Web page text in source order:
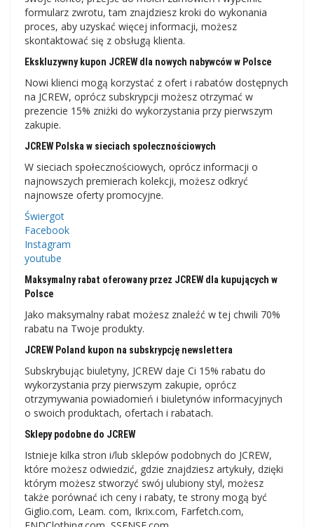
formularz zwrotu, tam znajdziesz kroki do wykonania
proces, aby uzyskać więcej informacji, możesz
skontaktować się z obsługą klienta.
Ekskluzywny kupon JCREW dla nowych nabywców w Polsce
Nowi klienci mogą korzystać z ofert i rabatów dostępnych
na JCREW, oprócz subskrypcji możesz otrzymać w
prezencie 15% zniżki do wykorzystania przy pierwszym
zakupie.
JCREW Polska w sieciach społecznościowych
W sieciach społecznościowych, oprócz informacji o
najnowszych premierach kolekcji, możesz odkryć
najnowsze oferty promocyjne.
Świergot
Facebook
Instagram
youtube
Maksymalny rabat oferowany przez JCREW dla kupujących w
Polsce
Jako maksymalny rabat możesz znaleźć w tej chwili 70%
rabatu na Twoje produkty.
JCREW Poland kupon na subskrypcję newslettera
Subskrybując biuletyny, JCREW daje Ci 15% rabatu do
wykorzystania przy pierwszym zakupie, oprócz
otrzymywania powiadomień i biuletynów informacyjnych
o swoich produktach, ofertach i rabatach.
Sklepy podobne do JCREW
Istnieje kilka stron i/lub sklepów podobnych do JCREW,
które możesz odwiedzić, gdzie znajdziesz artykuły, dzięki
którym możesz stworzyć swój ulubiony styl, możesz
także porównać ich ceny i rabaty, te strony mogą być
Giglio.com, Leam. com, Ikrix.com, Farfetch.com,